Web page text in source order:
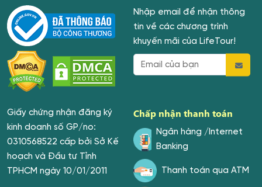
Nhập email để nhận thông
tin về các chương trình
khuyến mãi của LifeTour!
Giấy chứng nhận đăng ký
kinh doanh số GP/no:
0310568522 cấp bởi Sở Kế
hoạch và Đầu tư Tỉnh
TPHCM ngày 10/01/2011
Chấp nhận thanh toán
Ngân hàng /Internet
Banking
Thanh toán qua ATM